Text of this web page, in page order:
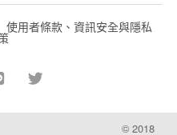
使用者條款、資訊安全與隱私
© 2018